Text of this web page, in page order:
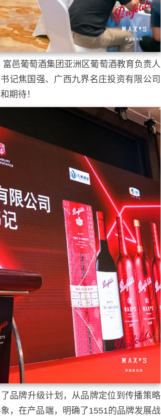
邑葡萄酒集团亚洲区葡萄酒教育负责人
记焦国强、广西九界名庄投资有限公司
期待！
品牌升级计划，从品牌定位到传播策略
，在产品端，明确了1551的品牌发展战